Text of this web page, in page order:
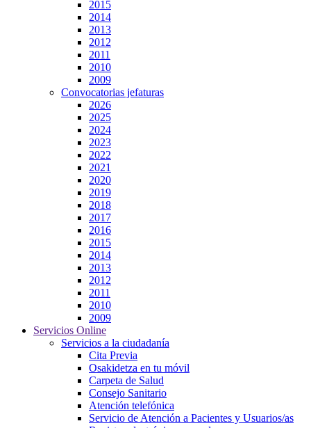
2015
2014
2013
2012
2011
2010
2009
Convocatorias jefaturas
2026
2025
2024
2023
2022
2021
2020
2019
2018
2017
2016
2015
2014
2013
2012
2011
2010
2009
Servicios Online
Servicios a la ciudadanía
Cita Previa
Osakidetza en tu móvil
Carpeta de Salud
Consejo Sanitario
Atención telefónica
Servicio de Atención a Pacientes y Usuarios/as